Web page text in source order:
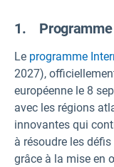
1. Programme
Le programme
2027),
européenne le 8
avec les régions
innovantes qui
à résoudre les
grâce à la mise en